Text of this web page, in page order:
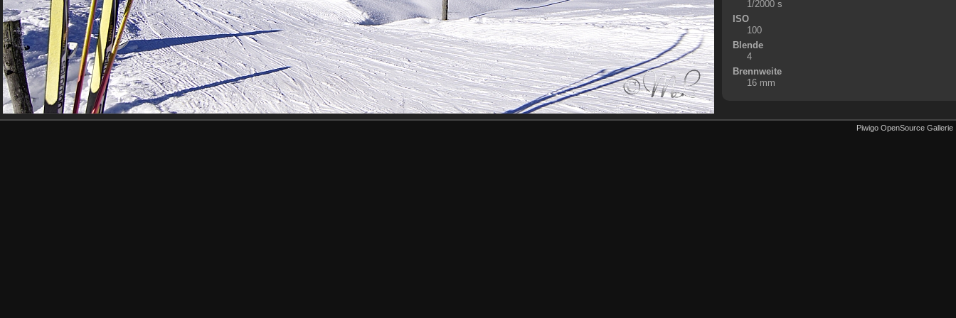
1/2000 s
ISO
100
Blende
4
Brennweite
16 mm
Piwigo OpenSource Gallerie